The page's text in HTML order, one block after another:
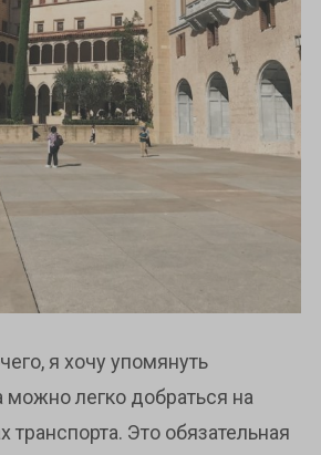
я хочу упомянуть
можно легко добраться на
транспорта. Это обязательная